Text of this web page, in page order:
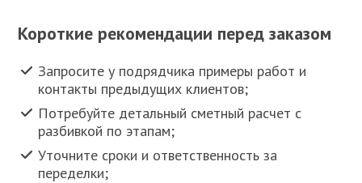
Короткие рекомендации перед заказом
Запросите у подрядчика примеры работ и
контакты предыдущих клиентов;
Потребуйте детальный сметный расчет с
разбивкой по этапам;
Уточните сроки и ответственность за
переделки;